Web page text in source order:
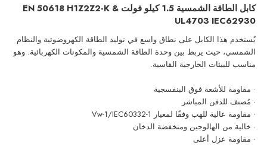
كابل الطاقة الشمسية 1.5 كيلو فولت EN 50618 H1Z2Z2-K &
UL4703 IEC62930
يُستخدم هذا الكابل على نطاق واسع في توليد الطاقة الكهروضوئية والنظام
الشمسي، حيث يربط بين وحدة الطاقة الشمسيةوالمكونات الكهربائية. وهو
مناسب للبيئات الخارجية القاسية.
· مقاومة للأشعة فوق البنفسجية
· مُصنف للدفن المباشر
· مقاومة عالية للهب وفقًا لمعيار Vw-1/IEC60332-1
· خالية من الهالوجين ومنخفضة الدخان
· مقاومة عزل أعلى